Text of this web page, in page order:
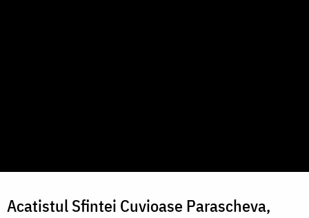
Acatistul Sfintei Cuvioase Parascheva,